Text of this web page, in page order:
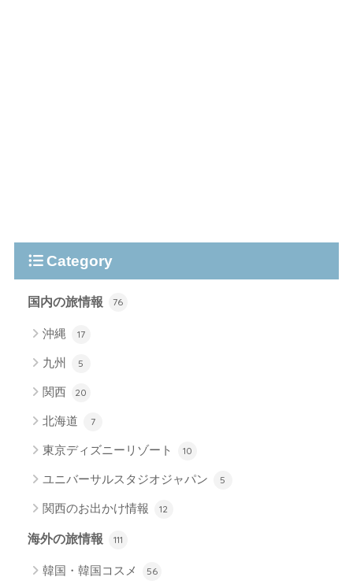
Category
国内の旅情報 76
沖縄 17
九州 5
関西 20
北海道 7
東京ディズニーリゾート 10
ユニバーサルスタジオジャパン 5
関西のお出かけ情報 12
海外の旅情報 111
韓国・韓国コスメ 56